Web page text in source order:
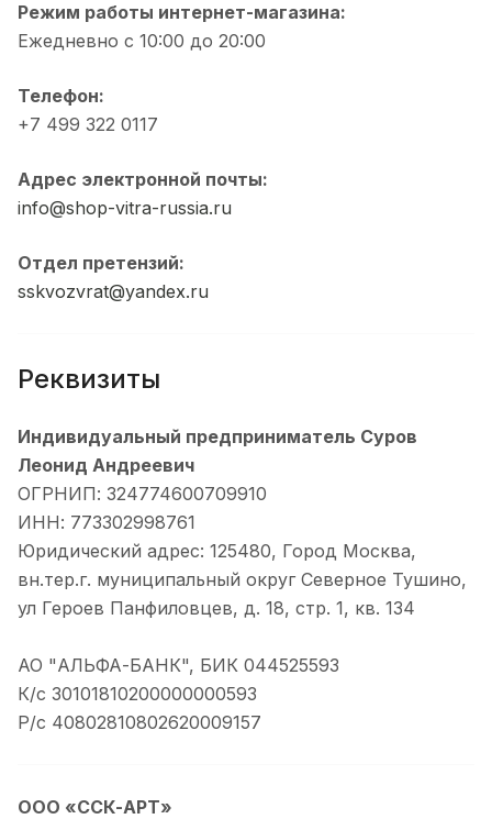
Режим работы интернет-магазина:
Ежедневно с 10:00 до 20:00
Телефон:
+7 499 322 0117
Адрес электронной почты:
info@shop-vitra-russia.ru
Отдел претензий:
sskvozvrat@yandex.ru
Реквизиты
Индивидуальный предприниматель Суров
Леонид Андреевич
ОГРНИП: 324774600709910
ИНН: 773302998761
Юридический адрес: 125480, Город Москва,
вн.тер.г. муниципальный округ Северное Тушино,
ул Героев Панфиловцев, д. 18, стр. 1, кв. 134
АО "АЛЬФА-БАНК", БИК 044525593
К/с 30101810200000000593
Р/с 40802810802620009157
ООО «ССК-АРТ»